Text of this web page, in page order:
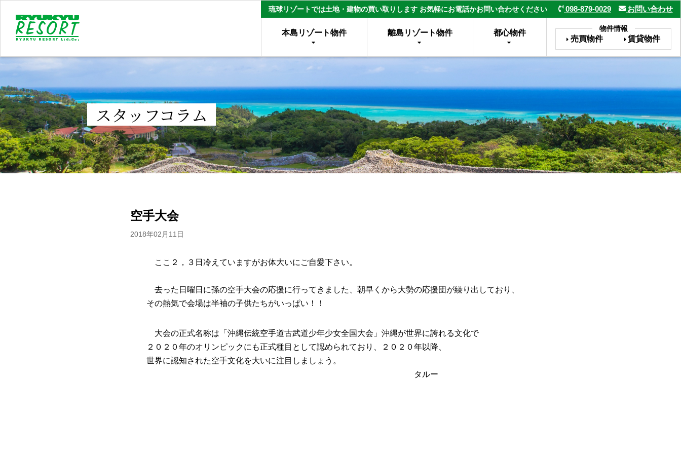
琉球リゾートでは土地・建物の買い取りします お気軽にお電話かお問い合わせください 098-879-0029 お問い合わせ
本島リゾート物件 離島リゾート物件 都心物件 物件情報
売買物件 賃貸物件
スタッフコラム
空手大会
2018年02月11日
ここ２，３日冷えていますがお体大いにご自愛下さい。
去った日曜日に孫の空手大会の応援に行ってきました、朝早くから大勢の応援団が繰り出しており、
その熱気で会場は半袖の子供たちがいっぱい！！
大会の正式名称は「沖縄伝統空手道古武道少年少女全国大会」沖縄が世界に誇れる文化で
２０２０年のオリンピックにも正式種目として認められており、２０２０年以降、
世界に認知された空手文化を大いに注目しましょう。
タルー